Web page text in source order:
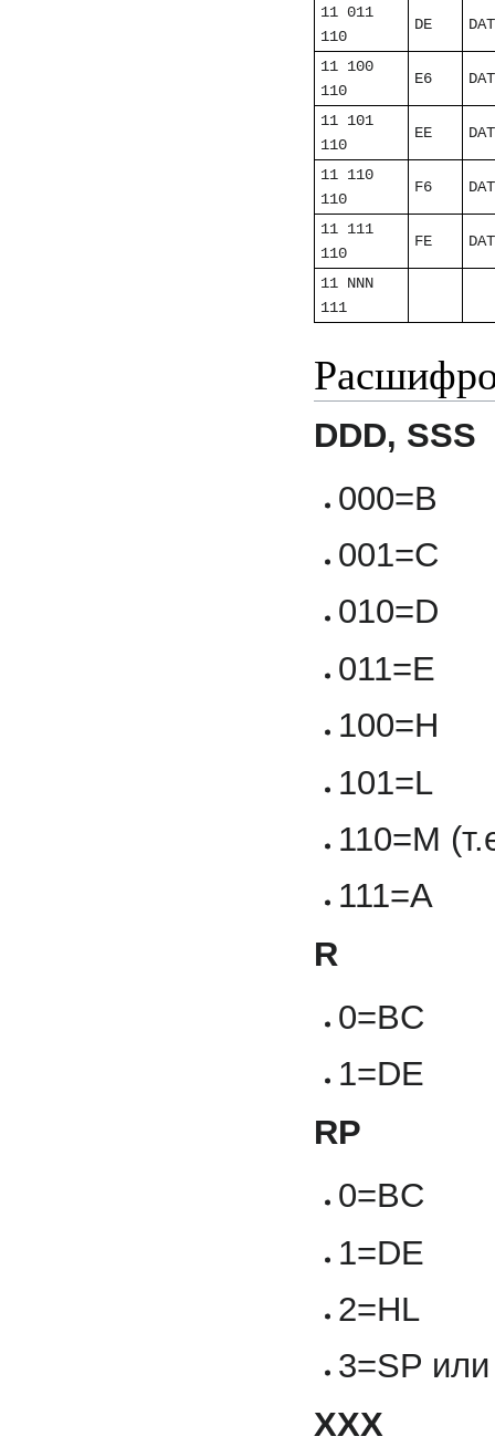
11 011
110
DE
11 100
110
E6
11 101
110
EE
11 110
110
F6
11 111
110
FE
11 NNN
111
DDD, SSS
000=B
001=C
010=D
011=E
100=H
101=L
110=М
111=A
R
0=BC
1=DE
RP
0=BC
1=DE
2=HL
3=SP
XXX